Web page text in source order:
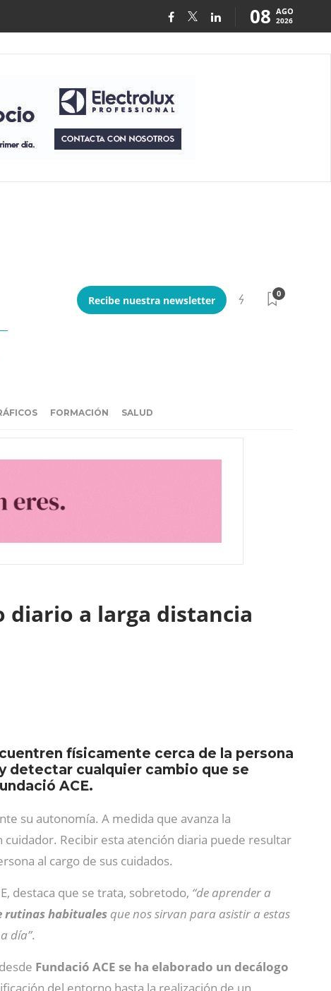
08 AGO
2026
Recibe nuestra newsletter
0
FORMACIÓN SALUD
diario a larga distancia
físicamente cerca de la persona
detectar cualquier cambio que se
ACE.
su autonomía. A medida que avanza la
cuidador. Recibir esta atención diaria puede resultar
al cargo de sus cuidados.
destaca que se trata, sobretodo, “de aprender a
rutinas habituales que nos sirvan para asistir a estas
día”.
Fundació ACE se ha elaborado un decálogo